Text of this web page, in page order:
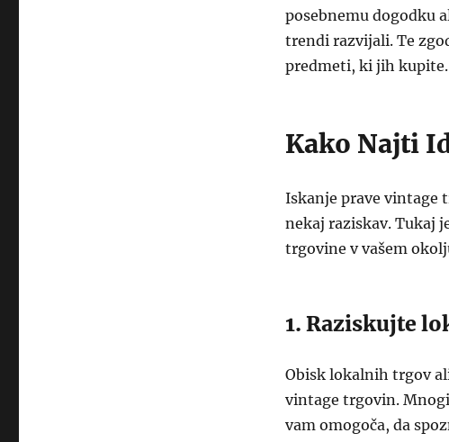
posebnemu dogodku
trendi razvijali. Te
predmeti, ki jih kupite.
Kako Najti
Iskanje prave vintage
nekaj raziskav. Tukaj
trgovine v vašem
1. Raziskujte
Obisk lokalnih trgov
vintage trgovin.
vam omogoča, da